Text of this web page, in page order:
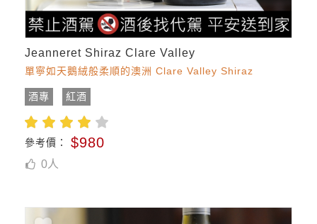
Jeanneret Shiraz Clare Valley
單寧如天鵝絨般柔順的澳洲 Clare Valley Shiraz
酒專 紅酒
參考價： $980
0人